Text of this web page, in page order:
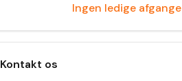
Ingen ledige afgange
Kontakt os